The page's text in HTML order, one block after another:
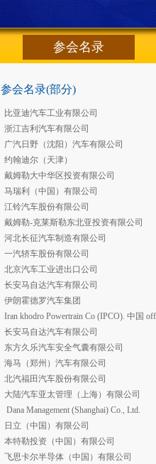
参会名录
参会名录(部分)
比亚迪汽车工业有限公司
浙江吉利汽车有限公司
广汽日野（沈阳）汽车有限公司
约翰迪尔（天津）
戴姆勒大中华区投资有限公司
马瑞利（中国）有限公司
江铃汽车股份有限公司
戴姆勒-克莱斯勒东北亚投资有限公司
河北长征汽车制造有限公司
一汽轿车股份有限公司
北京汽车工业进出口公司
长安马自达汽车有限公司
伊朗霍德罗汽车集团
Iran khodro Powertrain Co (IPCO). 中国
长安马自达汽车有限公司
东方久乐汽车安全气囊有限公司
海马（郑州）汽车有限公司
北汽福田汽车股份有限公司
大陆汽车亚太管理（上海）有限公司
Dana Management (Shanghai) Co., Ltd.
日立（中国）有限公司
本特勒投资（中国）有限公司
飞思卡尔半导体（中国）有限公司